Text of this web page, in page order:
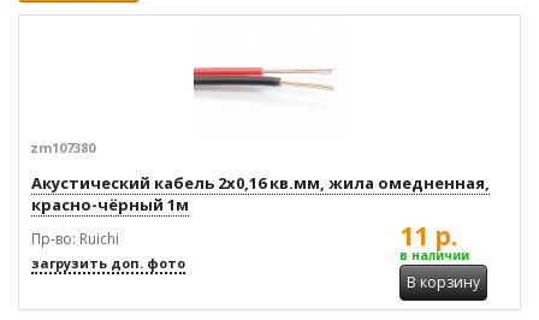
zm107380
Акустический кабель 2x0,16 кв.мм, жила омедненная,
красно-чёрный 1м
Пр-во: Ruichi
загрузить доп. фото
11 р.
в наличии
В корзину